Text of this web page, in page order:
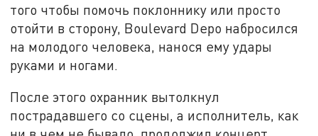
того чтобы помочь поклоннику или просто
отойти в сторону, Boulevard Depо набросился
на молодого человека, нанося ему удары
руками и ногами.
После этого охранник вытолкнул
пострадавшего со сцены, а исполнитель, как